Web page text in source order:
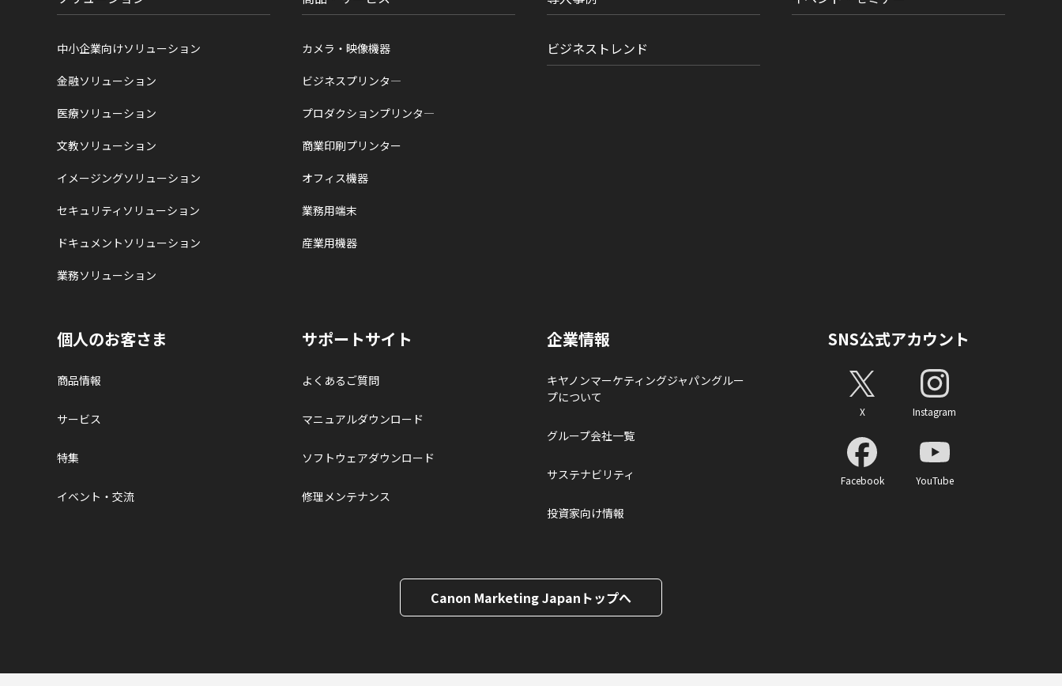
中小企業向けソリューション
金融ソリューション
医療ソリューション
文教ソリューション
イメージングソリューション
セキュリティソリューション
ドキュメントソリューション
業務ソリューション
カメラ・映像機器
ビジネスプリンタ―
プロダクションプリンタ―
商業印刷プリンター
オフィス機器
業務用端末
産業用機器
ビジネストレンド
個人のお客さま
商品情報
サービス
特集
イベント・交流
サポートサイト
よくあるご質問
マニュアルダウンロード
ソフトウェアダウンロード
修理メンテナンス
企業情報
キヤノンマーケティングジャパングルー
プについて
グループ会社一覧
サステナビリティ
投資家向け情報
SNS公式アカウント
X Instagram
Facebook YouTube
Canon Marketing Japanトップへ